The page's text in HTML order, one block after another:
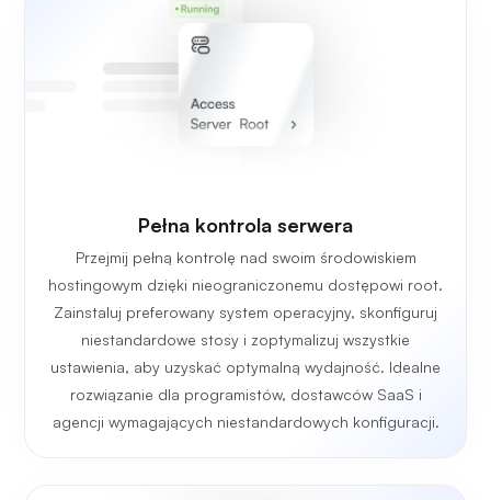
Pełna kontrola serwera
Przejmij pełną kontrolę nad swoim środowiskiem
hostingowym dzięki nieograniczonemu dostępowi root.
Zainstaluj preferowany system operacyjny, skonfiguruj
niestandardowe stosy i zoptymalizuj wszystkie
ustawienia, aby uzyskać optymalną wydajność. Idealne
rozwiązanie dla programistów, dostawców SaaS i
agencji wymagających niestandardowych konfiguracji.